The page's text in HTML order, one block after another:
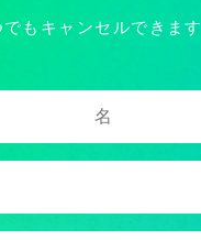
でもキャンセルできます